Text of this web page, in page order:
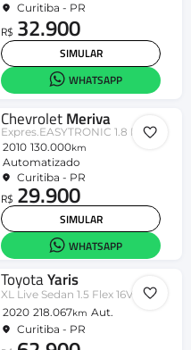
Curitiba - PR
R$ 32.900
SIMULAR
WHATSAPP
ChevroletMeriva
Expres.EASYTRONIC 1.8 FlexPower
2010 130.000km
Automatizado
Curitiba - PR
R$ 29.900
SIMULAR
WHATSAPP
ToyotaYaris
XL Live Sedan 1.5 Flex 16V 4p Aut.
2020 218.067km Aut.
Curitiba - PR